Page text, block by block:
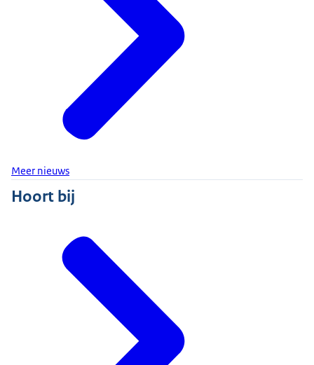
Meer nieuws
Hoort bij